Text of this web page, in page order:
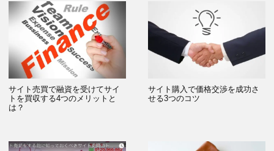
サイト売買で融資を受けてサイ
トを買収する4つのメリットと
は？
サイト購入で価格交渉を成功さ
せる3つのコツ